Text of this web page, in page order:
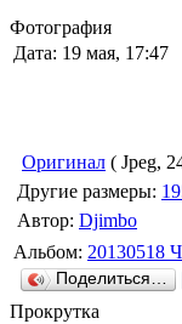
Фотография
Дата: 19 мая, 17:47
Оригинал ( Jpeg,
Другие размеры:
Автор: Djimbo
Альбом: 20130518
Поделиться…
Прокрутка